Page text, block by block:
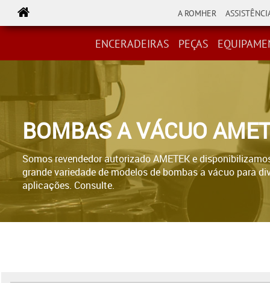
PEÇAS EQUIPAMENTOS ESCOVAS
Somos revendedor autorizado AMETEK e
grande variedade de modelos de bombas a vácuo para
aplicações. Consulte.​​​​​​​
BOMBAS A VÁCUO
ENCERADEIRAS PEÇAS
A ROMHER